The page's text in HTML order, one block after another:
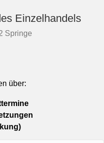
Einzelhandels
Springe
über: